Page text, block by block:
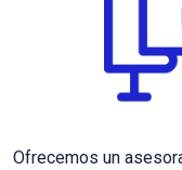
Ofrecemos un